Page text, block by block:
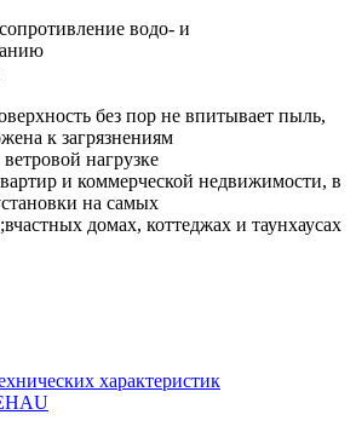
водо- и
без пор не впитывает пыль,
к загрязнениям
нагрузке
и коммерческой недвижимости, в
на самых
домах, коттеджах и таунхаусах
характеристик